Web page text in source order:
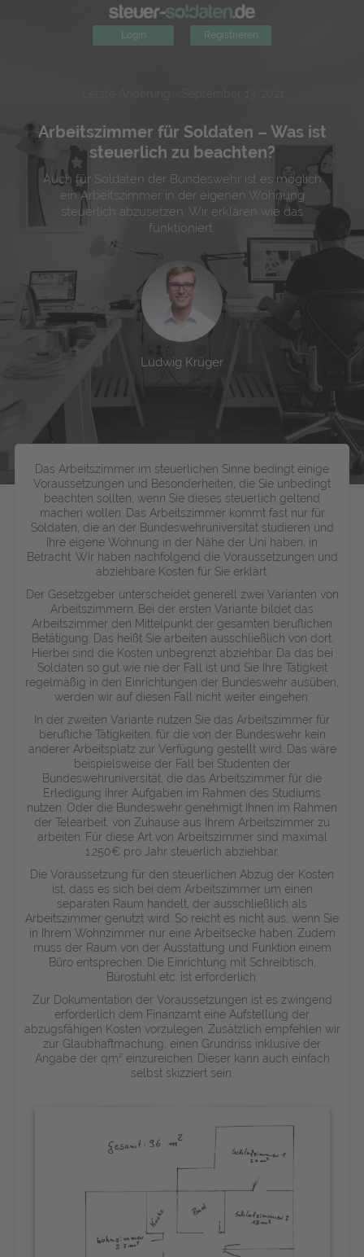
Login Registrieren
Arbeitszimmer für Soldaten – Was ist
steuerlich zu beachten?
Auch für Soldaten der Bundeswehr ist es möglich
ein Arbeitszimmer in der eigenen Wohnung
steuerlich abzusetzen. Wir erklären wie das
funktioniert.
Ludwig Krüger
Das Arbeitszimmer im steuerlichen Sinne bedingt einige
Voraussetzungen und Besonderheiten, die Sie unbedingt
beachten sollten, wenn Sie dieses steuerlich geltend
machen wollen. Das Arbeitszimmer kommt fast nur für
Soldaten, die an der Bundeswehruniversität studieren und
Ihre eigene Wohnung in der Nähe der Uni haben, in
Betracht. Wir haben nachfolgend die Voraussetzungen und
abziehbare Kosten für Sie erklärt.
Der Gesetzgeber unterscheidet generell zwei Varianten von
Arbeitszimmern. Bei der ersten Variante bildet das
Arbeitszimmer den Mittelpunkt der gesamten beruflichen
Betätigung. Das heißt Sie arbeiten ausschließlich von dort.
Hierbei sind die Kosten unbegrenzt abziehbar. Da das bei
Soldaten so gut wie nie der Fall ist und Sie Ihre Tätigkeit
regelmäßig in den Einrichtungen der Bundeswehr ausüben,
werden wir auf diesen Fall nicht weiter eingehen.
In der zweiten Variante nutzen Sie das Arbeitszimmer für
berufliche Tätigkeiten, für die von der Bundeswehr kein
anderer Arbeitsplatz zur Verfügung gestellt wird. Das wäre
beispielsweise der Fall bei Studenten der
Bundeswehruniversität, die das Arbeitszimmer für die
Erledigung ihrer Aufgaben im Rahmen des Studiums
nutzen. Oder die Bundeswehr genehmigt Ihnen im Rahmen
der Telearbeit, von Zuhause aus Ihrem Arbeitszimmer zu
arbeiten. Für diese Art von Arbeitszimmer sind maximal
1.250€ pro Jahr steuerlich abziehbar.
Die Voraussetzung für den steuerlichen Abzug der Kosten
ist, dass es sich bei dem Arbeitszimmer um einen
separaten Raum handelt, der ausschließlich als
Arbeitszimmer genutzt wird. So reicht es nicht aus, wenn Sie
in Ihrem Wohnzimmer nur eine Arbeitsecke haben. Zudem
muss der Raum von der Ausstattung und Funktion einem
Büro entsprechen. Die Einrichtung mit Schreibtisch,
Bürostuhl etc. ist erforderlich.
Zur Dokumentation der Voraussetzungen ist es zwingend
erforderlich dem Finanzamt eine Aufstellung der
abzugsfähigen Kosten vorzulegen. Zusätzlich empfehlen wir
zur Glaubhaftmachung, einen Grundriss inklusive der
Angabe der qm² einzureichen. Dieser kann auch einfach
selbst skizziert sein.